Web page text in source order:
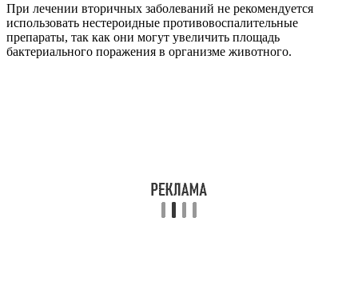
При лечении вторичных заболеваний не рекомендуется
использовать нестероидные противовоспалительные
препараты, так как они могут увеличить площадь
бактериального поражения в организме животного.